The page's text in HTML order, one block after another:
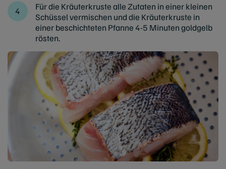
Für die Kräuterkruste alle Zutaten in einer kleinen
Schüssel vermischen und die Kräuterkruste in
einer beschichteten Pfanne 4-5 Minuten goldgelb
rösten.